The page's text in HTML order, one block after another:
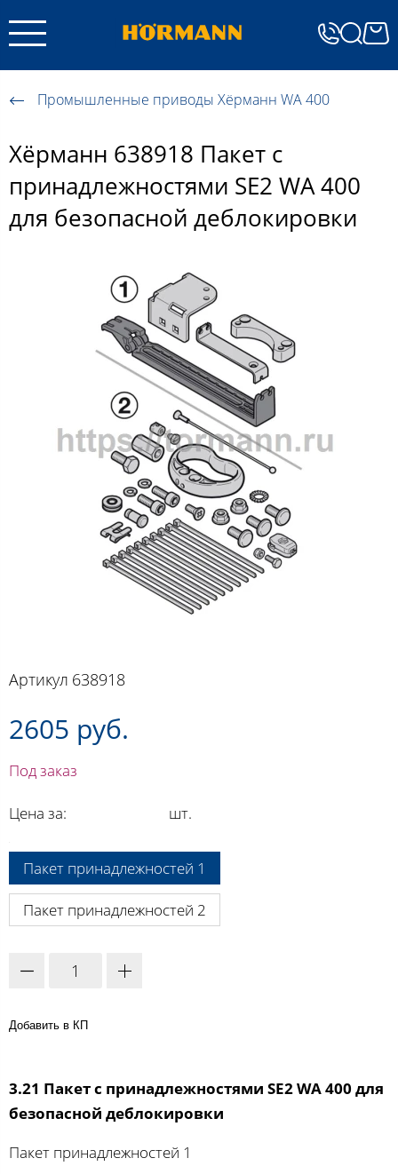
Промышленные приводы Хёрманн WA 400
Хёрманн 638918 Пакет с
принадлежностями SE2 WA 400
для безопасной деблокировки
Артикул 638918
2605 руб.
Под заказ
Цена за: шт.
Пакет принадлежностей 1
Пакет принадлежностей 2
Добавить в КП
3.21 Пакет с принадлежностями SE2 WA 400 для
безопасной деблокировки
Пакет принадлежностей 1